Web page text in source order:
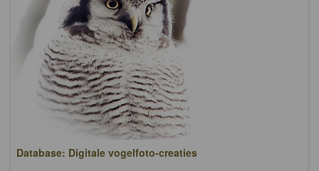
Database: Digitale vogelfoto-creaties